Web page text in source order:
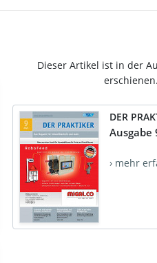
Dieser Artikel ist in der
erschienen.
DER
Ausgabe
› mehr